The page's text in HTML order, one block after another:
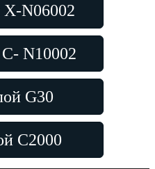
X-N06002
N10002
G30
C2000